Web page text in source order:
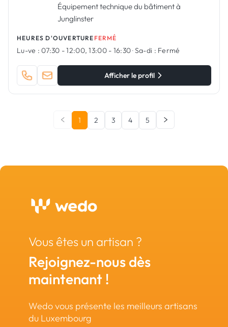
Équipement technique du bâtiment à
Junglinster
HEURES D'OUVERTURE FERMÉ
Lu-ve : 07:30 - 12:00, 13:00 - 16:30·Sa-di : Fermé
Afficher le profil
1 2 3 4 5
Vous êtes un artisan ?
Rejoignez-nous dès
maintenant !
Wedo vous présente les meilleurs artisans
du Luxembourg